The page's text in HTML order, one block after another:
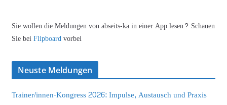
Sie wollen die Meldungen von abseits-ka in einer App lesen? Schauen
Sie beiFlipboardvorbei
Neuste Meldungen
Trainer/innen-Kongress 2026: Impulse, Austausch und Praxis